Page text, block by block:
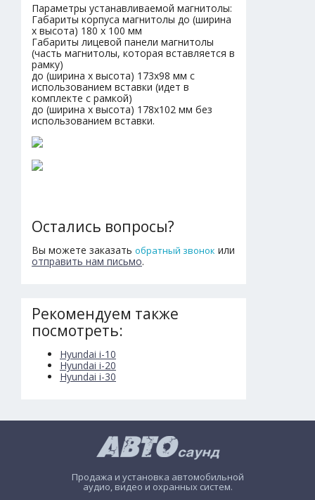
Параметры устанавливаемой магнитолы:
Габариты корпуса магнитолы до (ширина
х высота) 180 х 100 мм
Габариты лицевой панели магнитолы
(часть магнитолы, которая вставляется в
рамку)
до (ширина х высота) 173х98 мм с
использованием вставки (идет в
комплекте с рамкой)
до (ширина х высота) 178х102 мм без
использованием вставки.
Остались вопросы?
Вы можете заказать обратный звонок или
отправить нам письмо.
Рекомендуем также
посмотреть:
Hyundai i-10
Hyundai i-20
Hyundai i-30
Продажа и установка автомобильной
аудио, видео и охранных систем.